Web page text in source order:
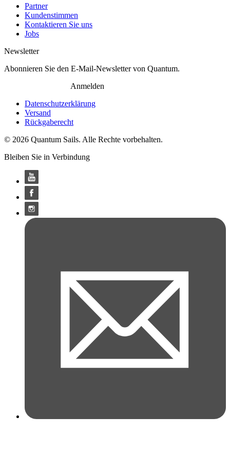
Partner
Kundenstimmen
Kontaktieren Sie uns
Jobs
Newsletter
Abonnieren Sie den E-Mail-Newsletter von Quantum.
Anmelden
Datenschutzerklärung
Versand
Rückgaberecht
© 2026 Quantum Sails. Alle Rechte vorbehalten.
Bleiben Sie in Verbindung